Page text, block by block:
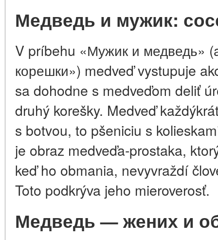
Медведь и мужик:
V príbehu «Мужик и медведь»
корешки») medveď vystupuje
sa dohodne s medveďom deliť
druhý korešky. Medveď
s botvou, to pšeniciu s
je obraz medveďa-prostaka,
keď ho obmania, nevyvraždí
Toto podkrýva jeho mieroverosť.
Медведь — жених и